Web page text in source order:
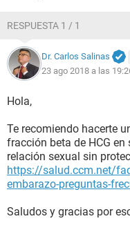
RESPUESTA 1 / 1
Dr. Carlos Salinas
23 ago 2018 a las
Hola,
Te recomiendo hacerte
fracción beta de HCG
relación sexual sin
https://salud.ccm.net/
embarazo-preguntas-
Saludos y gracias por